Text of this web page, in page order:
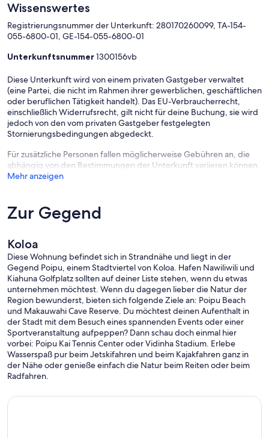
Wissenswertes
Registrierungsnummer der Unterkunft: 280170260099, TA-154-
055-6800-01, GE-154-055-6800-01
Unterkunftsnummer1300156vb
Diese Unterkunft wird von einem privaten Gastgeber verwaltet
(eine Partei, die nicht im Rahmen ihrer gewerblichen, geschäftlichen
oder beruflichen Tätigkeit handelt). Das EU-Verbraucherrecht,
einschließlich Widerrufsrecht, gilt nicht für deine Buchung, sie wird
jedoch von den vom privaten Gastgeber festgelegten
Stornierungsbedingungen abgedeckt.
Für zusätzliche Personen fallen möglicherweise Gebühren an, die
abhängig von den Bestimmungen der Unterkunft variieren können.
Mehr anzeigen
Zur Gegend
Koloa
Diese Wohnung befindet sich in Strandnähe und liegt in der
Gegend Poipu, einem Stadtviertel von Koloa. Hafen Nawiliwili und
Kiahuna Golfplatz sollten auf deiner Liste stehen, wenn du etwas
unternehmen möchtest. Wenn du dagegen lieber die Natur der
Region bewunderst, bieten sich folgende Ziele an: Poipu Beach
und Makauwahi Cave Reserve. Du möchtest deinen Aufenthalt in
der Stadt mit dem Besuch eines spannenden Events oder einer
Sportveranstaltung aufpeppen? Dann schau doch einmal hier
vorbei: Poipu Kai Tennis Center oder Vidinha Stadium. Erlebe
Wasserspaß pur beim Jetskifahren und beim Kajakfahren ganz in
der Nähe oder genieße einfach die Natur beim Reiten oder beim
Radfahren.